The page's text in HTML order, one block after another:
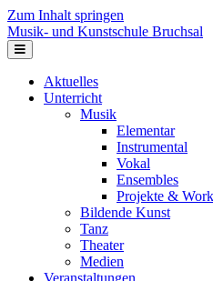
Zum Inhalt springen
Musik- und Kunstschule Bruchsal
Navigation
Aktuelles
Unterricht
Musik
Elementar
Instrumental
Vokal
Ensembles
Projekte &
Bildende Kunst
Tanz
Theater
Medien
Veranstaltungen